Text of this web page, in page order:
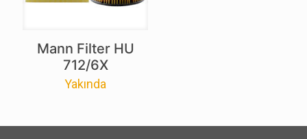
Mann Filter HU
712/6X
Yakında